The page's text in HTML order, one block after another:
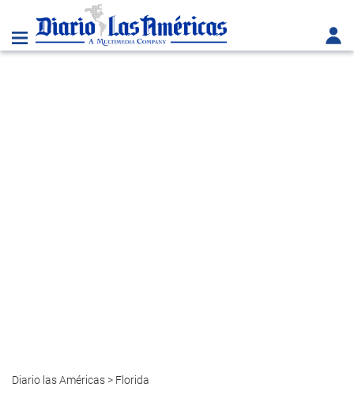
Diario las Américas> Florida